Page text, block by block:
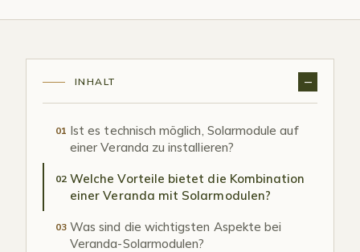
INHALT
01 Ist es technisch möglich, Solarmodule auf
einer Veranda zu installieren?
02 Welche Vorteile bietet die Kombination
einer Veranda mit Solarmodulen?
03 Was sind die wichtigsten Aspekte bei
Veranda-Solarmodulen?